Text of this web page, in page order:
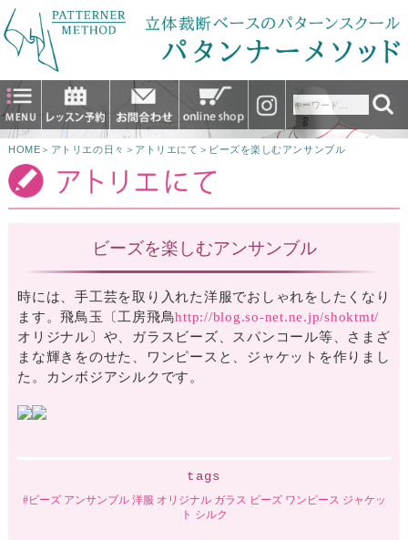
HOME ＞ アトリエの日々 ＞ アトリエにて ＞ ビーズを楽しむアンサンブル
ビーズを楽しむアンサンブル
時には、手工芸を取り入れた洋服でおしゃれをしたくなり
ます。飛鳥玉〔工房飛鳥http://blog.so-net.ne.jp/shoktmt/
オリジナル〕や、ガラスビーズ、スパンコール等、さまざ
まな輝きをのせた、ワンピースと、ジャケットを作りまし
た。カンボジアシルクです。
tags
ビーズ アンサンブル 洋服 オリジナル ガラス ビーズ ワンピース ジャケッ
ト シルク